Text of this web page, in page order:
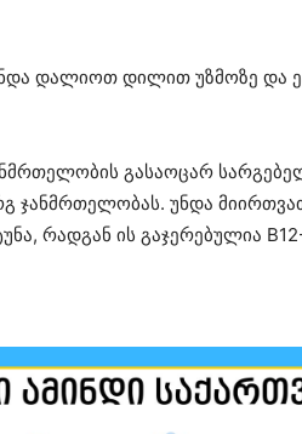
დალიოთ დილით უზმოზე და
გასაოცარ
ჯანმრთელობას. უნდა
რადგან ის გაჯერებულია